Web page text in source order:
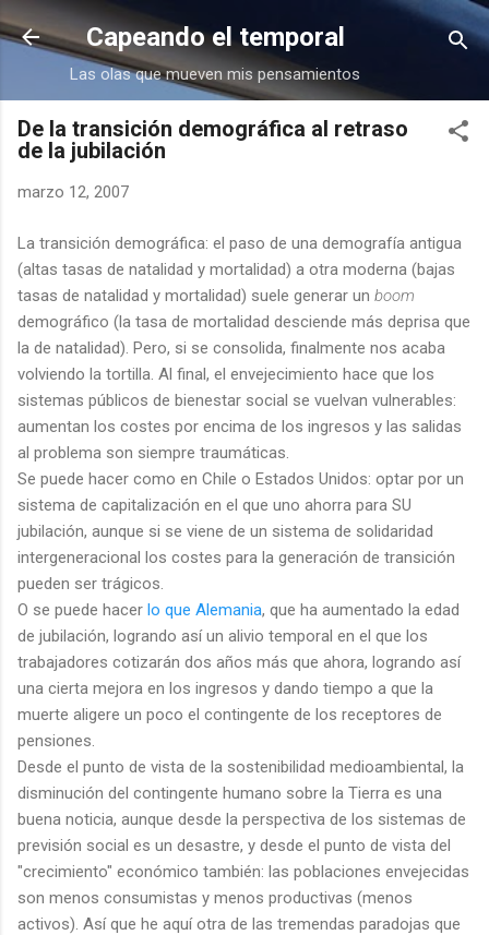
Ir al contenido principal
Capeando el temporal
Las olas que mueven mis pensamientos
De la transición demográfica al retraso
de la jubilación
marzo 12, 2007
La transición demográfica: el paso de una demografía antigua
(altas tasas de natalidad y mortalidad) a otra moderna (bajas
tasas de natalidad y mortalidad) suele generar un boom
demográfico (la tasa de mortalidad desciende más deprisa que
la de natalidad). Pero, si se consolida, finalmente nos acaba
volviendo la tortilla. Al final, el envejecimiento hace que los
sistemas públicos de bienestar social se vuelvan vulnerables:
aumentan los costes por encima de los ingresos y las salidas
al problema son siempre traumáticas.
Se puede hacer como en Chile o Estados Unidos: optar por un
sistema de capitalización en el que uno ahorra para SU
jubilación, aunque si se viene de un sistema de solidaridad
intergeneracional los costes para la generación de transición
pueden ser trágicos.
O se puede hacer lo que Alemania, que ha aumentado la edad
de jubilación, logrando así un alivio temporal en el que los
trabajadores cotizarán dos años más que ahora, logrando así
una cierta mejora en los ingresos y dando tiempo a que la
muerte aligere un poco el contingente de los receptores de
pensiones.
Desde el punto de vista de la sostenibilidad medioambiental, la
disminución del contingente humano sobre la Tierra es una
buena noticia, aunque desde la perspectiva de los sistemas de
previsión social es un desastre, y desde el punto de vista del
"crecimiento" económico también: las poblaciones envejecidas
son menos consumistas y menos productivas (menos
activos). Así que he aquí otra de las tremendas paradojas que